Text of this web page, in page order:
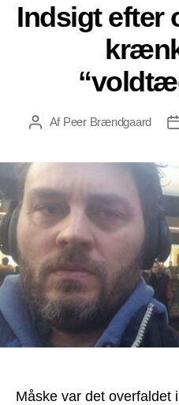
Indsigt efter
Indlægsforfatter
Af Peer Brændgaard
Måske var det overfaldet